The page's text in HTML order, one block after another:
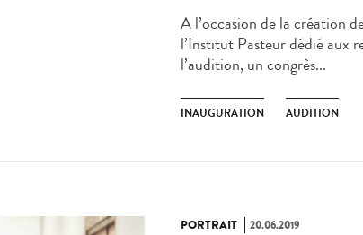
A l’occasion de la création
l’Institut Pasteur dédié aux
l’audition, un congrès...
INAUGURATION AUDITION
PORTRAIT 20.06.2019